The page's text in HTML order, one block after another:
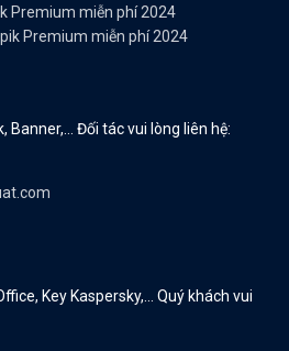
Premium miễn phí 2024
Premium miễn phí 2024
Banner,… Đối tác vui lòng liên hệ:
Key Kaspersky,… Quý khách vui